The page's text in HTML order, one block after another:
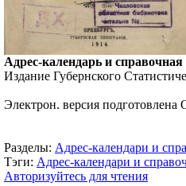
Адрес-календарь и
Издание Губернского
Электрон. версия
Разделы: Адрес-календари и
Тэги: Адрес-календари и
Авторизуйтесь для чтения